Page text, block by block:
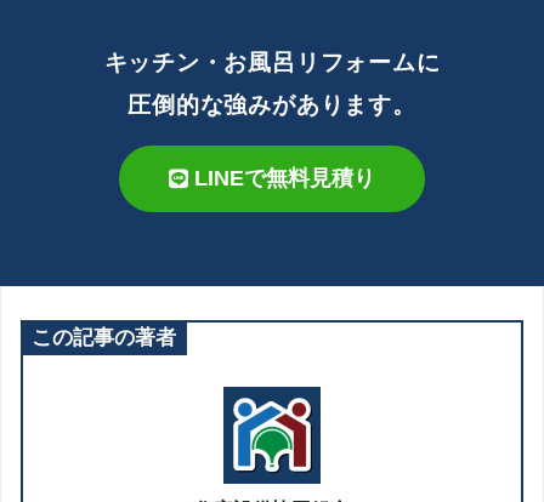
キッチン・お風呂リフォームに
圧倒的な強みがあります。
LINEで無料見積り
この記事の著者